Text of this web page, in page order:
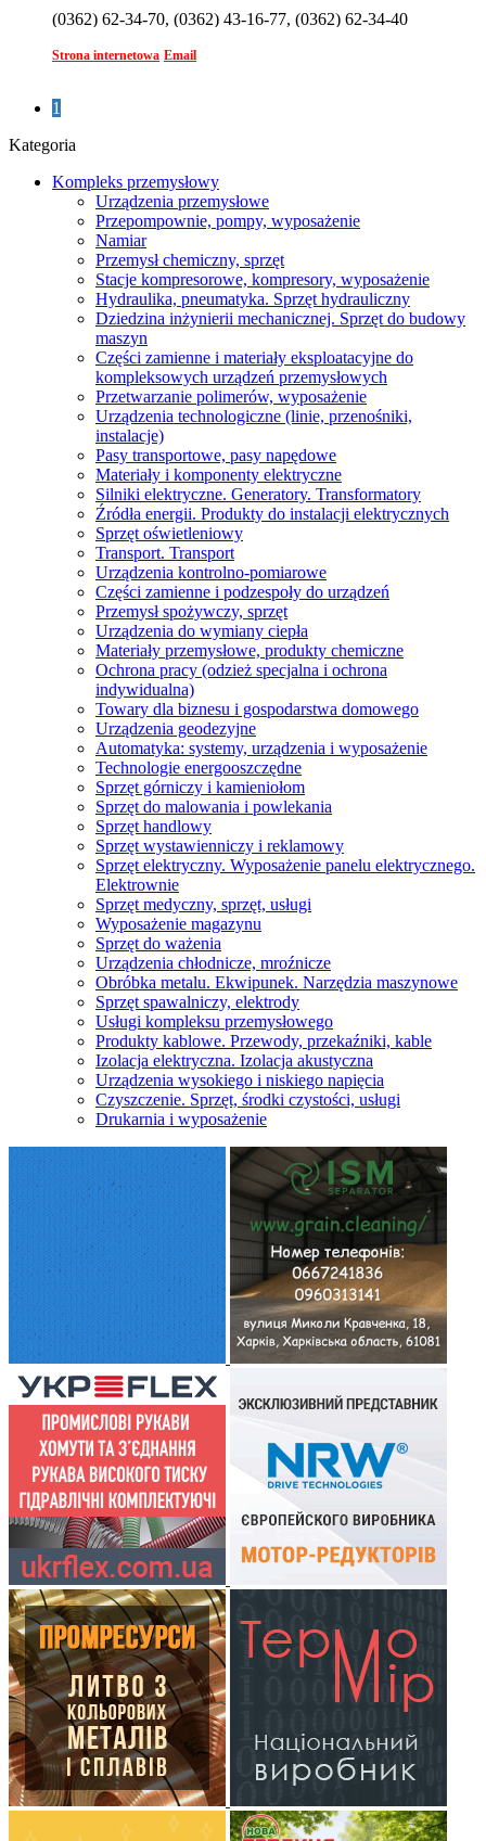
(0362) 62-34-70, (0362) 43-16-77, (0362) 62-34-40
Strona internetowa Email
1
Kategoria
Kompleks przemysłowy
Urządzenia przemysłowe
Przepompownie, pompy, wyposażenie
Namiar
Przemysł chemiczny, sprzęt
Stacje kompresorowe, kompresory, wyposażenie
Hydraulika, pneumatyka. Sprzęt hydrauliczny
Dziedzina inżynierii mechanicznej. Sprzęt do budowy
maszyn
Części zamienne i materiały eksploatacyjne do
kompleksowych urządzeń przemysłowych
Przetwarzanie polimerów, wyposażenie
Urządzenia technologiczne (linie, przenośniki,
instalacje)
Pasy transportowe, pasy napędowe
Materiały i komponenty elektryczne
Silniki elektryczne. Generatory. Transformatory
Źródła energii. Produkty do instalacji elektrycznych
Sprzęt oświetleniowy
Transport. Transport
Urządzenia kontrolno-pomiarowe
Części zamienne i podzespoły do ​​urządzeń
Przemysł spożywczy, sprzęt
Urządzenia do wymiany ciepła
Materiały przemysłowe, produkty chemiczne
Ochrona pracy (odzież specjalna i ochrona
indywidualna)
Towary dla biznesu i gospodarstwa domowego
Urządzenia geodezyjne
Automatyka: systemy, urządzenia i wyposażenie
Technologie energooszczędne
Sprzęt górniczy i kamieniołom
Sprzęt do malowania i powlekania
Sprzęt handlowy
Sprzęt wystawienniczy i reklamowy
Sprzęt elektryczny. Wyposażenie panelu elektrycznego.
Elektrownie
Sprzęt medyczny, sprzęt, usługi
Wyposażenie magazynu
Sprzęt do ważenia
Urządzenia chłodnicze, mroźnicze
Obróbka metalu. Ekwipunek. Narzędzia maszynowe
Sprzęt spawalniczy, elektrody
Usługi kompleksu przemysłowego
Produkty kablowe. Przewody, przekaźniki, kable
Izolacja elektryczna. Izolacja akustyczna
Urządzenia wysokiego i niskiego napięcia
Czyszczenie. Sprzęt, środki czystości, usługi
Drukarnia i wyposażenie